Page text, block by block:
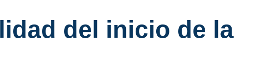
del inicio de la